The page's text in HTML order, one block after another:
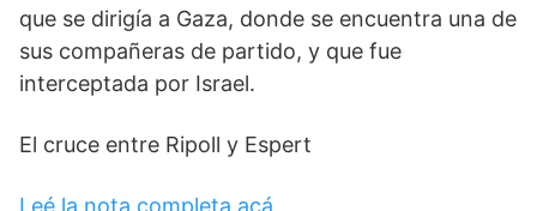
que se dirigía a Gaza, donde se encuentra una de
sus compañeras de partido, y que fue
interceptada por Israel.
El cruce entre Ripoll y Espert
Leé la nota completa acá